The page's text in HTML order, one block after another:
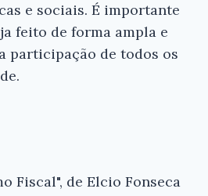
e sociais. É importante
feito de forma ampla e
participação de todos os
Fiscal", de Elcio Fonseca